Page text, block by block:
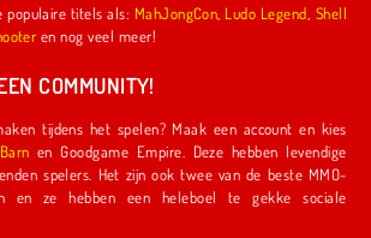
We hebben ook andere populaire titels als: MahJongCon Ludo Legend Shell
en nog veel meer!
COMMUNITY!
tijdens het spelen? Maak een account en kies
Family Barn en Goodgame Empire. Deze hebben levendige
spelers. Het zijn ook twee van de beste MMO-
heleboel te gekke sociale